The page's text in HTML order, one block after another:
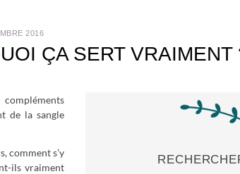
2016
ÇA SERT VRAIMENT
de la sangle
comment s’y
ils vraiment